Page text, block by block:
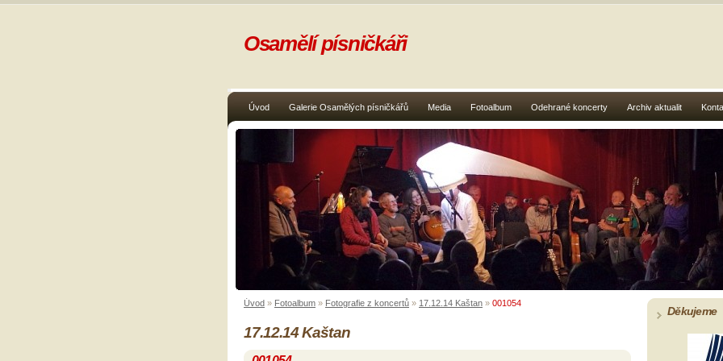
Úvod Galerie Osamělých písničkářů Media Fotoalbum Odehrané koncerty Archiv aktualit
Osamělí písničkáři
Úvod » Fotoalbum » Fotografie z koncertů » 17.12.14 Kaštan » 001054
17.12.14 Kaštan
Děkujeme